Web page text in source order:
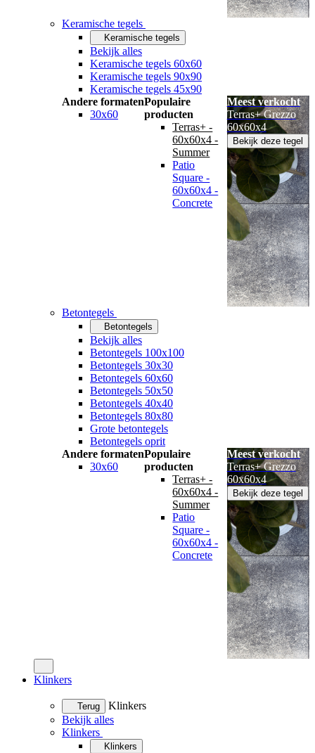
Keramische tegels
Keramische tegels
Bekijk alles
Keramische tegels 60x60
Keramische tegels 90x90
Keramische tegels 45x90
Andere formaten
30x60
Populaire
producten
Terras+ -
60x60x4 -
Summer
Patio
Square -
60x60x4 -
Concrete
Meest verkocht
Terras+ Grezzo
60x60x4
Bekijk deze tegel
Betontegels
Betontegels
Bekijk alles
Betontegels 100x100
Betontegels 30x30
Betontegels 60x60
Betontegels 50x50
Betontegels 40x40
Betontegels 80x80
Grote betontegels
Betontegels oprit
Andere formaten
30x60
Populaire
producten
Terras+ -
60x60x4 -
Summer
Patio
Square -
60x60x4 -
Concrete
Meest verkocht
Terras+ Grezzo
60x60x4
Bekijk deze tegel
Klinkers
Terug
Klinkers
Bekijk alles
Klinkers
Klinkers